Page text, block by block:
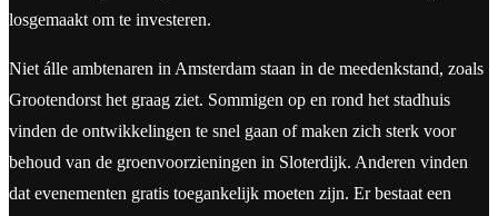
losgemaakt om te investeren.
Niet álle ambtenaren in Amsterdam staan in de meedenkstand, zoals
Grootendorst het graag ziet. Sommigen op en rond het stadhuis
vinden de ontwikkelingen te snel gaan of maken zich sterk voor
behoud van de groenvoorzieningen in Sloterdijk. Anderen vinden
dat evenementen gratis toegankelijk moeten zijn. Er bestaat een